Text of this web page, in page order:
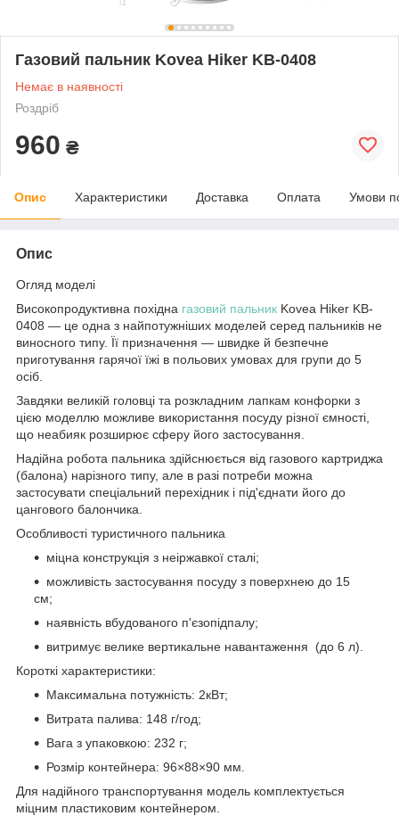
Газовий пальник Kovea Hiker KB-0408
Немає в наявності
Роздріб
960 ₴
Опис Характеристики Доставка Оплата Умови
Опис
Огляд моделі
Високопродуктивна похідна газовий пальник Kovea Hiker KB-
0408 — це одна з найпотужніших моделей серед пальників не
виносного типу. Її призначення — швидке й безпечне
приготування гарячої їжі в польових умовах для групи до 5
осіб.
Завдяки великій головці та розкладним лапкам конфорки з
цією моделлю можливе використання посуду різної ємності,
що неабияк розширює сферу його застосування.
Надійна робота пальника здійснюється від газового картриджа
(балона) нарізного типу, але в разі потреби можна
застосувати спеціальний перехідник і під'єднати його до
цангового балончика.
Особливості туристичного пальника
міцна конструкція з неіржавкої сталі;
можливість застосування посуду з поверхнею до 15
см;
наявність вбудованого п'єзопідпалу;
витримує велике вертикальне навантаження (до 6 л).
Короткі характеристики:
Максимальна потужність: 2кВт;
Витрата палива: 148 г/год;
Вага з упаковкою: 232 г;
Розмір контейнера: 96×88×90 мм.
Для надійного транспортування модель комплектується
міцним пластиковим контейнером.